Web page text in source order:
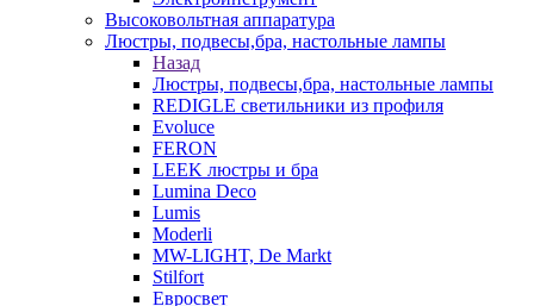
Высоковольтная аппаратура
Люстры, подвесы,бра, настольные лампы
Назад
Люстры, подвесы,бра, настольные лампы
REDIGLE светильники из профиля
Evoluce
FERON
LEEK люстры и бра
Lumina Deco
Lumis
Moderli
MW-LIGHT, De Markt
Stilfort
Евросвет